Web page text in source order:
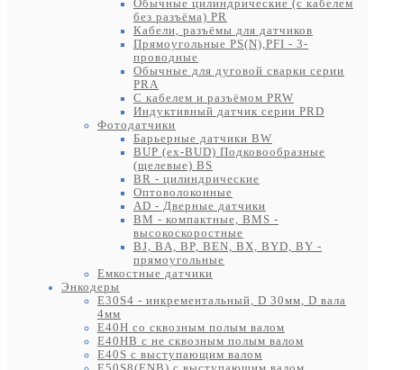
Обычные цилиндрические (с кабелем
без разъёма) PR
Кабели, разъёмы для датчиков
Прямоугольные PS(N),PFI - 3-
проводные
Обычные для дуговой сварки серии
PRA
С кабелем и разъёмом PRW
Индуктивный датчик серии PRD
Фотодатчики
Барьерные датчики BW
BUP (ex-BUD) Подковообразные
(щелевые) BS
BR - цилиндрические
Оптоволоконные
AD - Дверные датчики
BM - компактные, BMS -
высокоскоростные
BJ, BA, BP, BEN, BX, BYD, BY -
прямоугольные
Емкостные датчики
Энкодеры
E30S4 - инкрементальный, D 30мм, D вала
4мм
E40H со сквозным полым валом
E40HB с не сквозным полым валом
E40S с выступающим валом